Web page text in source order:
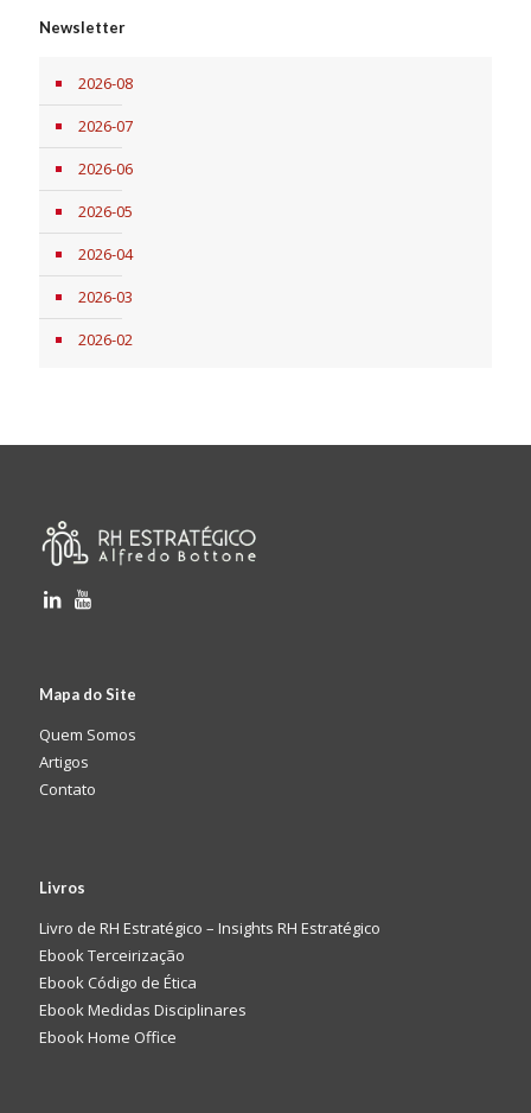
Newsletter
2026-08
2026-07
2026-06
2026-05
2026-04
2026-03
2026-02
Mapa do Site
Quem Somos
Artigos
Contato
Livros
Livro de RH Estratégico – Insights RH Estratégico
Ebook Terceirização
Ebook Código de Ética
Ebook Medidas Disciplinares
Ebook Home Office